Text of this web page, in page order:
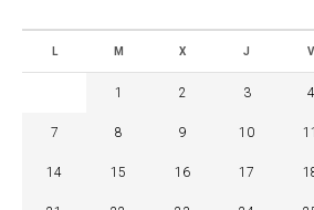
L M X J V
1 2 3 4
7 8 9 10 11
14 15 16 17